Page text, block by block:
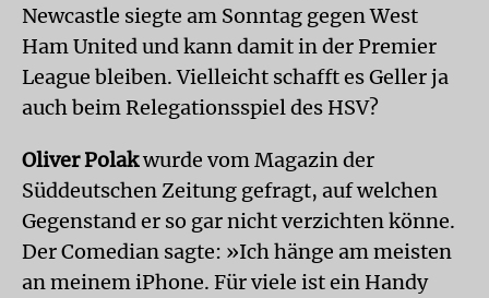
Newcastle siegte am Sonntag gegen West
Ham United und kann damit in der Premier
League bleiben. Vielleicht schafft es Geller ja
auch beim Relegationsspiel des HSV?
Oliver Polakwurde vom Magazin der
Süddeutschen Zeitung gefragt, auf welchen
Gegenstand er so gar nicht verzichten könne.
Der Comedian sagte: »Ich hänge am meisten
an meinem iPhone. Für viele ist ein Handy